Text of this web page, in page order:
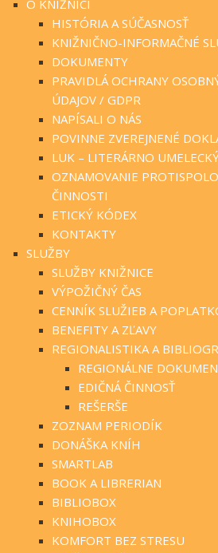
O KNIŽNICI
HISTÓRIA A SÚČASNOSŤ
KNIŽNIČNO-INFORMAČNÉ
DOKUMENTY
PRAVIDLÁ OCHRANY
ÚDAJOV / GDPR
NAPÍSALI O NÁS
POVINNE ZVEREJNENÉ
LUK – LITERÁRNO
OZNAMOVANIE
ČINNOSTI
ETICKÝ KÓDEX
KONTAKTY
SLUŽBY
SLUŽBY KNIŽNICE
VÝPOŽIČNÝ ČAS
CENNÍK SLUŽIEB A
BENEFITY A ZĽAVY
REGIONALISTIKA A
REGIONÁLNE
EDIČNÁ ČINNOSŤ
REŠERŠE
ZOZNAM PERIODÍK
DONÁŠKA KNÍH
SMARTLAB
BOOK A LIBRERIAN
BIBLIOBOX
KNIHOBOX
KOMFORT BEZ STRESU